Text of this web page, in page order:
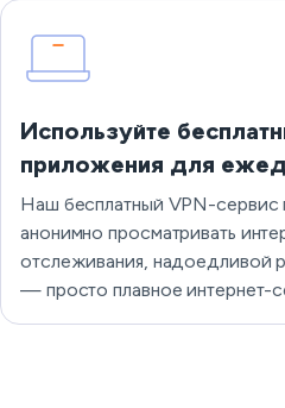
Используйте
приложения для
Наш бесплатный VPN-сервис
анонимно просматривать
отслеживания, надоедливой
— просто плавное интернет-